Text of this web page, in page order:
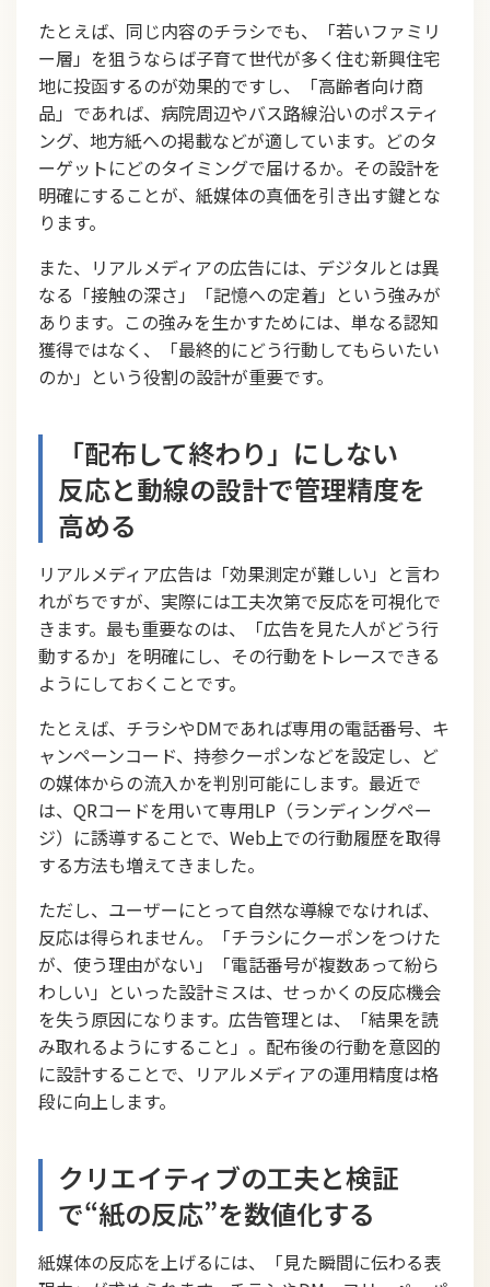
たとえば、同じ内容のチラシでも、「若いファミリ
ー層」を狙うならば子育て世代が多く住む新興住宅
地に投函するのが効果的ですし、「高齢者向け商
品」であれば、病院周辺やバス路線沿いのポスティ
ング、地方紙への掲載などが適しています。どのタ
ーゲットにどのタイミングで届けるか。その設計を
明確にすることが、紙媒体の真価を引き出す鍵とな
ります。
また、リアルメディアの広告には、デジタルとは異
なる「接触の深さ」「記憶への定着」という強みが
あります。この強みを生かすためには、単なる認知
獲得ではなく、「最終的にどう行動してもらいたい
のか」という役割の設計が重要です。
「配布して終わり」にしない
反応と動線の設計で管理精度を
高める
リアルメディア広告は「効果測定が難しい」と言わ
れがちですが、実際には工夫次第で反応を可視化で
きます。最も重要なのは、「広告を見た人がどう行
動するか」を明確にし、その行動をトレースできる
ようにしておくことです。
たとえば、チラシやDMであれば専用の電話番号、キ
ャンペーンコード、持参クーポンなどを設定し、ど
の媒体からの流入かを判別可能にします。最近で
は、QRコードを用いて専用LP（ランディングペー
ジ）に誘導することで、Web上での行動履歴を取得
する方法も増えてきました。
ただし、ユーザーにとって自然な導線でなければ、
反応は得られません。「チラシにクーポンをつけた
が、使う理由がない」「電話番号が複数あって紛ら
わしい」といった設計ミスは、せっかくの反応機会
を失う原因になります。広告管理とは、「結果を読
み取れるようにすること」。配布後の行動を意図的
に設計することで、リアルメディアの運用精度は格
段に向上します。
クリエイティブの工夫と検証
で“紙の反応”を数値化する
紙媒体の反応を上げるには、「見た瞬間に伝わる表